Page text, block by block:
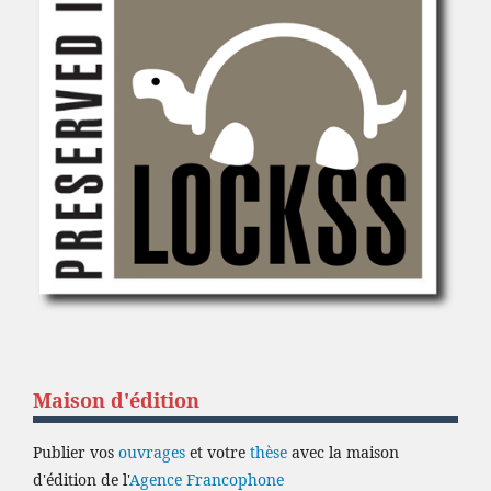
Maison d'édition
Publier vos ouvrages et votre thèse avec la maison
d'édition de l'Agence Francophone